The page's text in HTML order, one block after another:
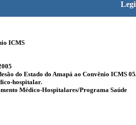
ICMS
do Estado do Amapá ao Convênio ICMS
hospitalar.
Médico-Hospitalares/Programa Saúde